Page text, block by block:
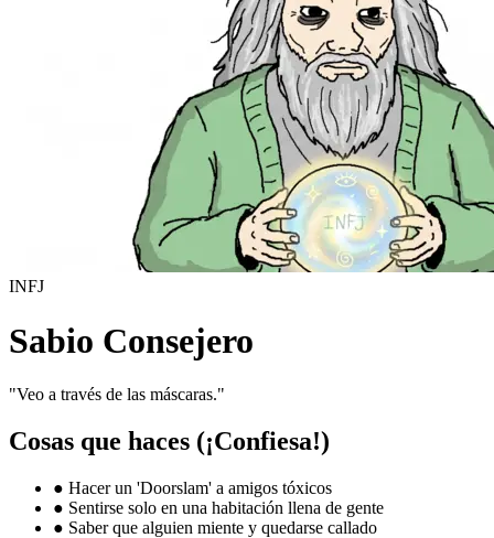
INFJ
Sabio Consejero
"Veo a través de las máscaras."
Cosas que haces (¡Confiesa!)
● Hacer un 'Doorslam' a amigos tóxicos
● Sentirse solo en una habitación llena de gente
● Saber que alguien miente y quedarse callado